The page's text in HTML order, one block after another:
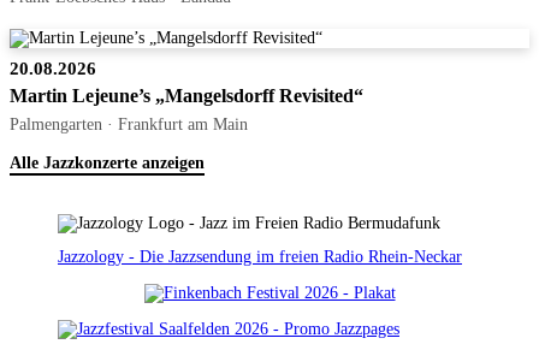
20.08.2026
Martin Lejeune’s „Mangelsdorff Revisited“
Palmengarten · Frankfurt am Main
Alle Jazzkonzerte anzeigen
Jazzology - Die Jazzsendung im freien Radio Rhein-Neckar